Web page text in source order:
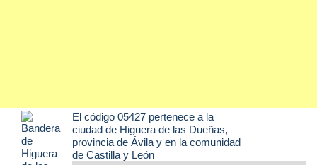
El código 05427 pertenece a la
ciudad de Higuera de las Dueñas,
provincia de Ávila y en la comunidad
de Castilla y León